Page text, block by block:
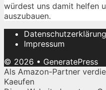
würdest uns damit helfen
auszubauen.
Datenschutzerklärung
Impressum
© 2026 • GeneratePress
Als Amazon-Partner
Kaeufen